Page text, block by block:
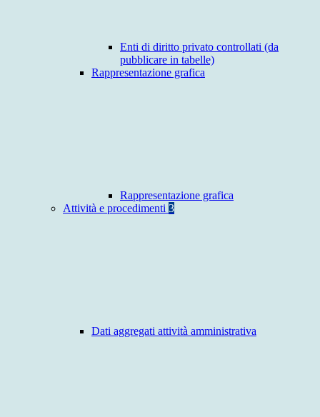
Enti di diritto privato controllati (da
pubblicare in tabelle)
Rappresentazione grafica
Rappresentazione grafica
Attività e procedimenti 3
Dati aggregati attività amministrativa